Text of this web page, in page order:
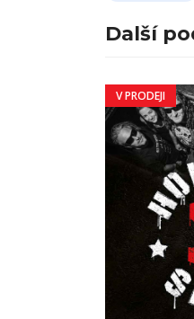
Další
V PRODEJI